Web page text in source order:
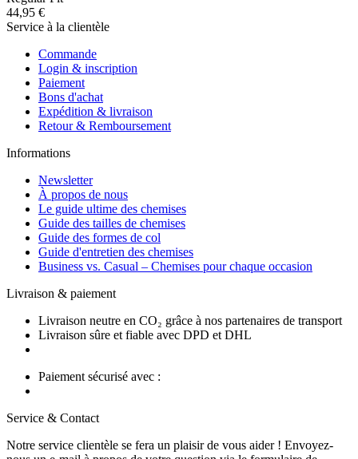
44,95 €
Service à la clientèle
Commande
Login & inscription
Paiement
Bons d'achat
Expédition & livraison
Retour & Remboursement
Informations
Newsletter
À propos de nous
Le guide ultime des chemises
Guide des tailles de chemises
Guide des formes de col
Guide d'entretien des chemises
Business vs. Casual – Chemises pour chaque occasion
Livraison & paiement
Livraison neutre en CO₂ grâce à nos partenaires de transport
Livraison sûre et fiable avec DPD et DHL
Paiement sécurisé avec :
Service & Contact
Notre service clientèle se fera un plaisir de vous aider ! Envoyez-